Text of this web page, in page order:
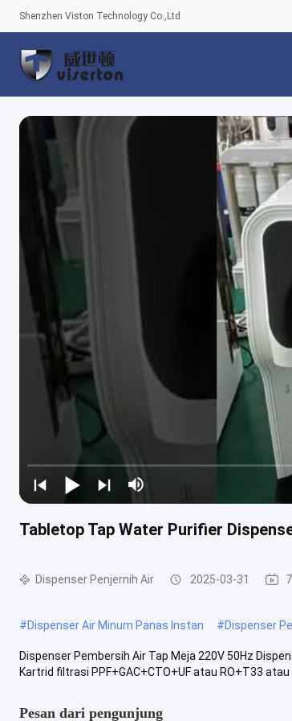
Shenzhen Viston Technology Co.,Ltd
Tabletop Tap Water Purifier
Dispenser Penjernih Air 2025-03-31
#Dispenser Air Minum Panas Instan #Dispenser
Dispenser Pembersih Air Tap Meja 220V 50Hz
Kartrid filtrasi PPF+GAC+CTO+UF atau RO+T33 atau
Pesan dari pengunjung